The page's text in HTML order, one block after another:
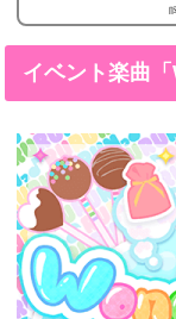
イベント楽曲